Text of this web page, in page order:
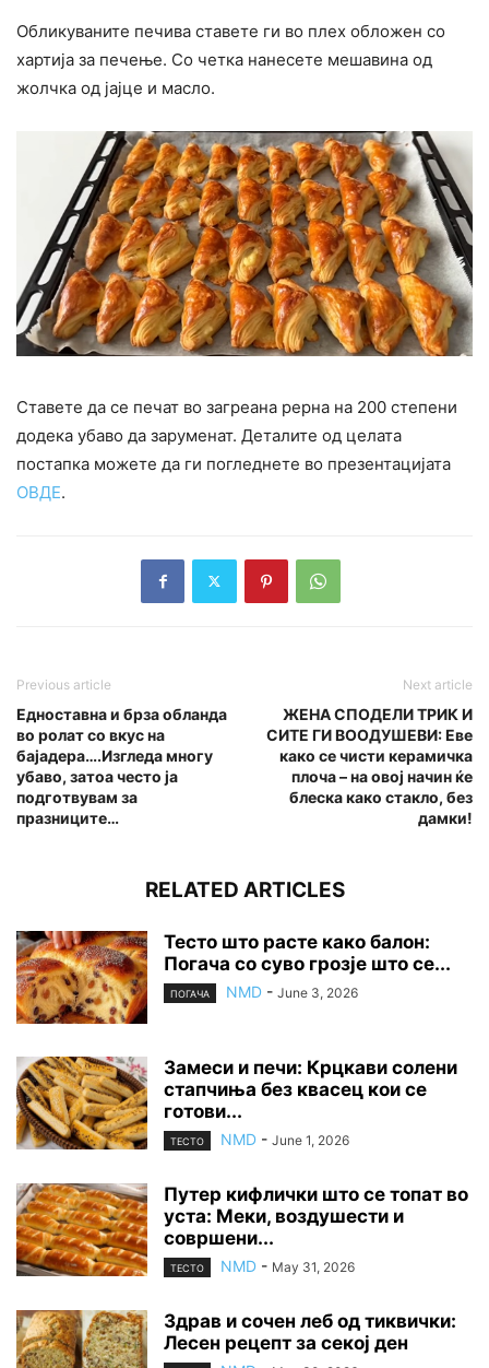
Обликуваните печива ставете ги во плех обложен со
хартија за печење. Со четка нанесете мешавина од
жолчка од јајце и масло.
Ставете да се печат во загреана рерна на 200 степени
додека убаво да заруменат. Деталите од целата
постапка можете да ги погледнете во презентацијата
ОВДЕ.
Previous article
Едноставна и брза обланда
во ролат со вкус на
бајадера….Изгледа многу
убаво, затоа често ја
подготвувам за
празниците…
Next article
ЖЕНА СПОДЕЛИ ТРИК И
СИТЕ ГИ ВООДУШЕВИ: Еве
како се чисти керамичка
плоча – на овој начин ќе
блеска како стакло, без
дамки!
RELATED ARTICLES
Тесто што расте како балон:
Погача со суво грозје што се...
ПОГАЧА NMD - June 3, 2026
Замеси и печи: Крцкави солени
стапчиња без квасец кои се
готови...
ТЕСТО NMD - June 1, 2026
Путер кифлички што се топат во
уста: Меки, воздушести и
совршени...
ТЕСТО NMD - May 31, 2026
Здрав и сочен леб од тиквички:
Лесен рецепт за секој ден